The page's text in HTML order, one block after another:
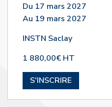
Du 17 mars 2027
Au 19 mars 2027
INSTN Saclay
1 880,00€ HT
S'INSCRIRE